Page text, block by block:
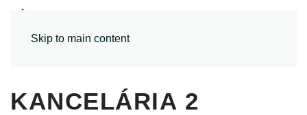
Skip to main content
KANCELÁRIA 2